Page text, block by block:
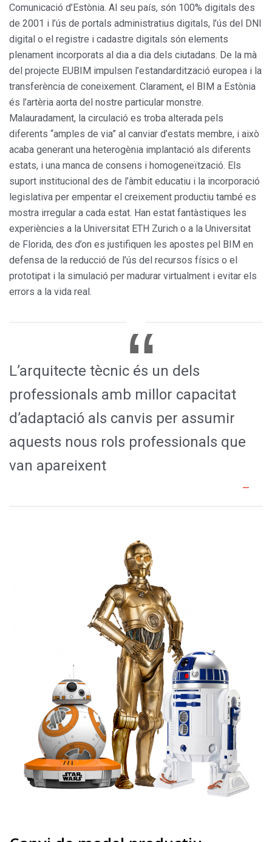
Comunicació d’Estònia. Al seu país, són 100% digitals des
de 2001 i l’ús de portals administratius digitals, l’ús del DNI
digital o el registre i cadastre digitals són elements
plenament incorporats al dia a dia dels ciutadans. De la mà
del projecte EUBIM impulsen l’estandardització europea i la
transferència de coneixement. Clarament, el BIM a Estònia
és l’artèria aorta del nostre particular monstre.
Malauradament, la circulació es troba alterada pels
diferents “amples de via” al canviar d’estats membre, i això
acaba generant una heterogènia implantació als diferents
estats, i una manca de consens i homogeneïtzació. Els
suport institucional des de l’àmbit educatiu i la incorporació
legislativa per empentar el creixement productiu també es
mostra irregular a cada estat. Han estat fantàstiques les
experiències a la Universitat ETH Zurich o a la Universitat
de Florida, des d’on es justifiquen les apostes pel BIM en
defensa de la reducció de l’ús del recursos físics o el
prototipat i la simulació per madurar virtualment i evitar els
errors a la vida real.
L’arquitecte tècnic és un dels
professionals amb millor capacitat
d’adaptació als canvis per assumir
aquests nous rols professionals que
van apareixent